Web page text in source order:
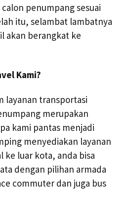
penumpang sesuai
itu, selambat lambatnya
akan berangkat ke
Kami?
layanan transportasi
merupakan
kami pantas menjadi
menyediakan layanan
ke luar kota, anda bisa
dengan pilihan armada
commuter dan juga bus